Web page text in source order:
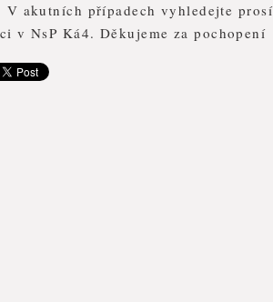
V akutních případech vyhledejte
v NsP Ká4. Děkujeme za pochopení